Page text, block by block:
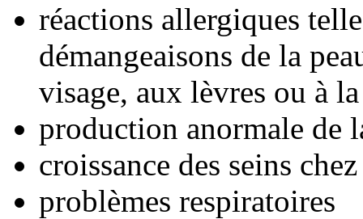
réactions allergiques
démangeaisons de la
visage, aux lèvres ou à
production anormale de
croissance des seins
problèmes respiratoires